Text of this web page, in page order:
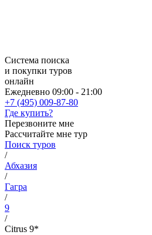
Система поиска
и покупки туров
онлайн
Ежедневно 09:00 - 21:00
+7 (495) 009-87-80
Где купить?
Перезвоните мне
Рассчитайте мне тур
Поиск туров
/
Абхазия
/
Гагра
/
9
/
Citrus 9*